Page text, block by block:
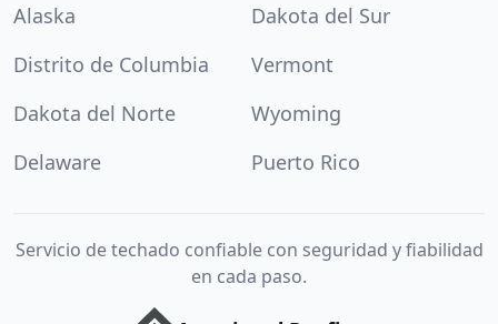
Alaska
Dakota del Sur
Distrito de Columbia
Vermont
Dakota del Norte
Wyoming
Delaware
Puerto Rico
Servicio de techado confiable con seguridad y fiabilidad
en cada paso.